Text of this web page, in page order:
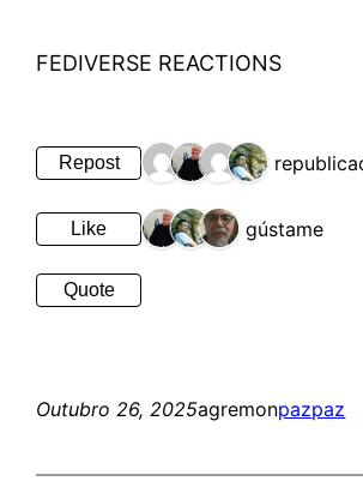
FEDIVERSE REACTIONS
Repost 4
Like 3 gústame
Quote
Outubro 26, 2025agremonpazpaz